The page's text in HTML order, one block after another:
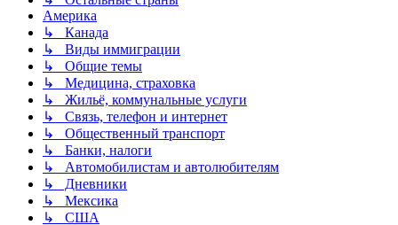
Америка
↳ Канада
↳ Виды иммиграции
↳ Общие темы
↳ Медицина, страховка
↳ Жильё, коммунальные услуги
↳ Связь, телефон и интернет
↳ Общественный транспорт
↳ Банки, налоги
↳ Автомобилистам и автолюбителям
↳ Дневники
↳ Мексика
↳ США